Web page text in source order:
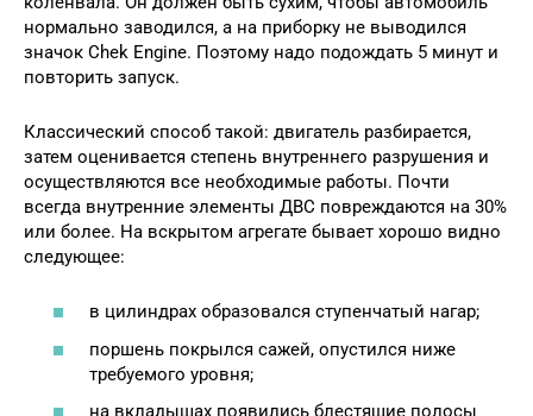
нормально заводился, а на приборку не выводился
значок Chek Engine. Поэтому надо подождать 5 минут и
повторить запуск.
Классический способ такой: двигатель разбирается,
затем оценивается степень внутреннего разрушения и
осуществляются все необходимые работы. Почти
всегда внутренние элементы ДВС повреждаются на 30%
или более. На вскрытом агрегате бывает хорошо видно
следующее:
в цилиндрах образовался ступенчатый нагар;
поршень покрылся сажей, опустился ниже
требуемого уровня;
на вкладышах появились блестящие полосы